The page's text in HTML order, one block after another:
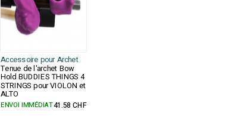
Accessoire pour Archet
Tenue de l'archet Bow
Hold BUDDIES THINGS 4
STRINGS pour VIOLON et
ALTO
ENVOI IMMÉDIAT41.58 CHF